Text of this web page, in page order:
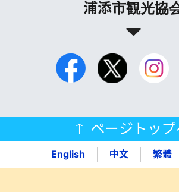
浦添市観光協
ページトップ
English 中文 繁體